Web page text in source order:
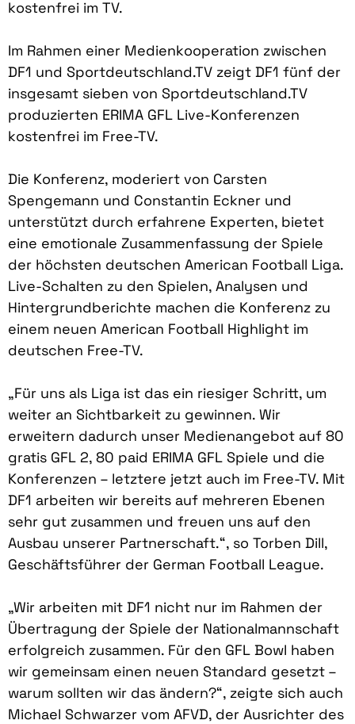
kostenfrei im TV.
Im Rahmen einer Medienkooperation zwischen
DF1 und Sportdeutschland.TV zeigt DF1 fünf der
insgesamt sieben von Sportdeutschland.TV
produzierten ERIMA GFL Live-Konferenzen
kostenfrei im Free-TV.
Die Konferenz, moderiert von Carsten
Spengemann und Constantin Eckner und
unterstützt durch erfahrene Experten, bietet
eine emotionale Zusammenfassung der Spiele
der höchsten deutschen American Football Liga.
Live-Schalten zu den Spielen, Analysen und
Hintergrundberichte machen die Konferenz zu
einem neuen American Football Highlight im
deutschen Free-TV.
„Für uns als Liga ist das ein riesiger Schritt, um
weiter an Sichtbarkeit zu gewinnen. Wir
erweitern dadurch unser Medienangebot auf 80
gratis GFL 2, 80 paid ERIMA GFL Spiele und die
Konferenzen – letztere jetzt auch im Free-TV. Mit
DF1 arbeiten wir bereits auf mehreren Ebenen
sehr gut zusammen und freuen uns auf den
Ausbau unserer Partnerschaft.“, so Torben Dill,
Geschäftsführer der German Football League.
„Wir arbeiten mit DF1 nicht nur im Rahmen der
Übertragung der Spiele der Nationalmannschaft
erfolgreich zusammen. Für den GFL Bowl haben
wir gemeinsam einen neuen Standard gesetzt –
warum sollten wir das ändern?“, zeigte sich auch
Michael Schwarzer vom AFVD, der Ausrichter des